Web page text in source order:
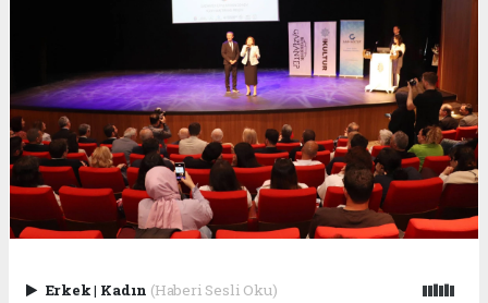
Erkek| Kadın (Haberi Sesli Oku)